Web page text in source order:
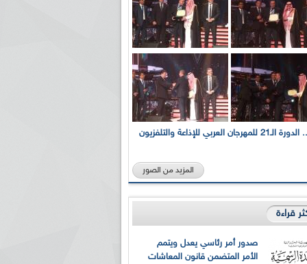
بالصور... الدورة الـ21 للمهرجان العربي للإذاعة والتلفزيون
المزيد من الصور
قراءة
صدور أمر رئاسي يعدل ويتمم
الأمر المتضمن قانون المعاشات